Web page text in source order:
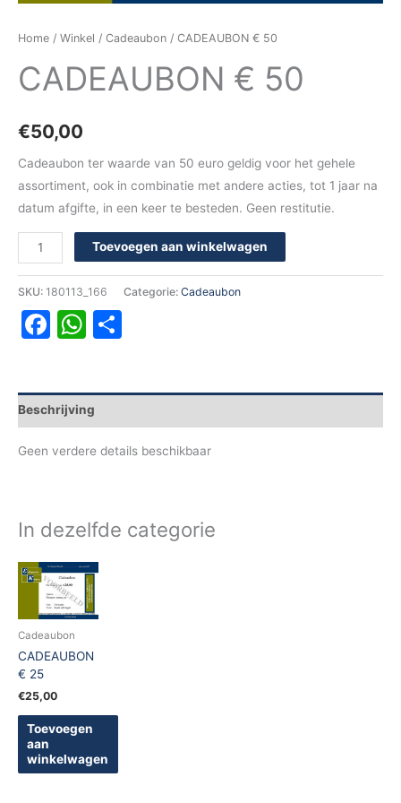
Home / Winkel / Cadeaubon / CADEAUBON € 50
CADEAUBON € 50
€50,00
Cadeaubon ter waarde van 50 euro geldig voor het gehele
assortiment, ook in combinatie met andere acties, tot 1 jaar na
datum afgifte, in een keer te besteden. Geen restitutie.
Toevoegen aan winkelwagen
SKU: 180113_166 Categorie: Cadeaubon
Facebook
WhatsApp
Beschrijving
Geen verdere details beschikbaar
In dezelfde categorie
Cadeaubon
CADEAUBON
€ 25
€25,00
Toevoegen
aan
winkelwagen